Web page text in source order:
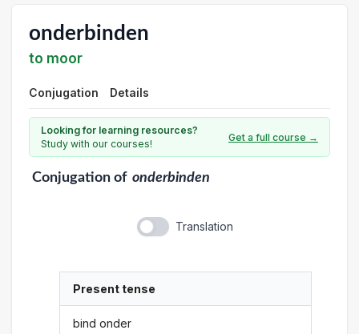
onderbinden
to moor
Conjugation Details
Looking for learning resources?
Study with our courses!
Get a full course →
Conjugationof onderbinden
Translation
Present tense
bind onder